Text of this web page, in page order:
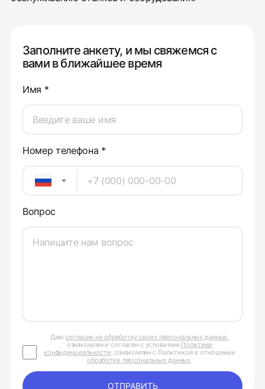
Заполните анкету, и мы свяжемся с
вами в ближайшее время
Имя *
Номер телефона *
Вопрос
Даюсогласие на обработку своих персональных данных,
ознакомлен и согласен с условиями Политики
конфиденциальности, ознакомлен с Политикой в отношении
обработки персональных данных.
ОТПРАВИТЬ